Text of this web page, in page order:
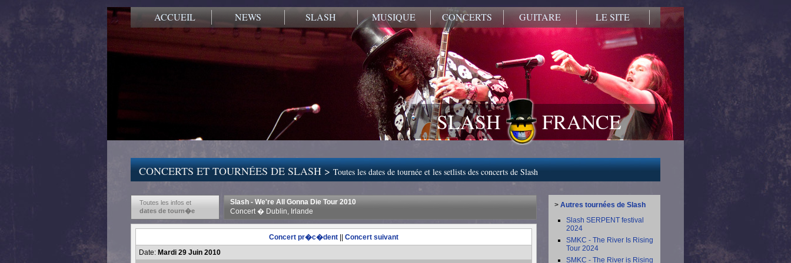
ACCUEIL NEWS SLASH MUSIQUE CONCERTS GUITARE LE SITE
SLASH FRANCE
CONCERTS ET TOURNÉES DE SLASH >Toutes les dates de tournée et les setlists des concerts de Slash
Toutes les infos et
dates de tourn�e
Slash - We're All Gonna Die Tour 2010
Concert � Dublin, Irlande
Concert pr�c�dent
Concert suivant
Date: Mardi 29 Juin 2010
> Autres tournées de Slash
Slash SERPENT festival
2024
SMKC - The River Is Rising
Tour 2024
SMKC - The River is Rising